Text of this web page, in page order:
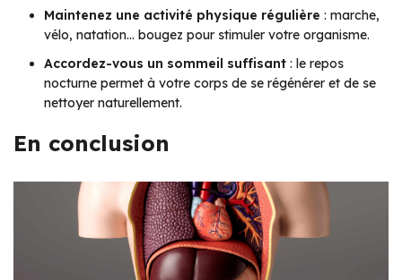
Maintenez une activité physique régulière : marche,
vélo, natation… bougez pour stimuler votre organisme.
Accordez-vous un sommeil suffisant : le repos
nocturne permet à votre corps de se régénérer et de se
nettoyer naturellement.
En conclusion